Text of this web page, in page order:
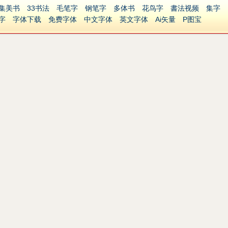
美书 33书法 毛笔字 钢笔字 多体书 花鸟字 書法视频
集字
字体下载 免费字体 中文字体 英文字体 Ai矢量 P图宝